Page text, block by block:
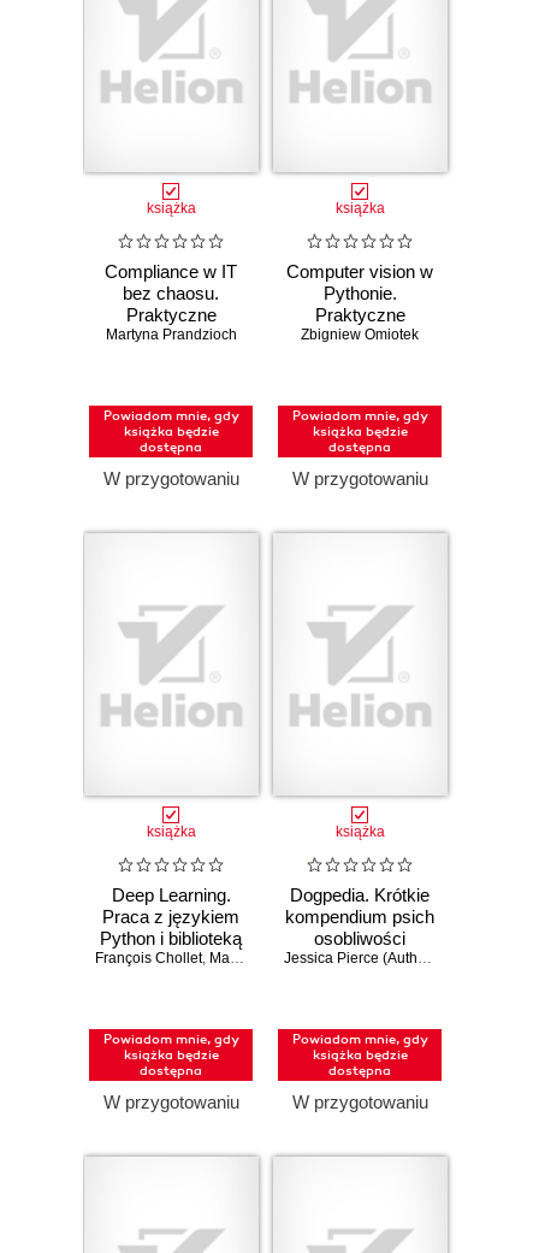
książka
Compliance w IT
bez chaosu.
Praktyczne
podejście do ISO
Martyna Prandzioch
Powiadom mnie, gdy
książka będzie
dostępna
W przygotowaniu
książka
Computer vision w
Pythonie.
Praktyczne
zastosowania
Zbigniew Omiotek
Powiadom mnie, gdy
książka będzie
dostępna
W przygotowaniu
książka
Deep Learning.
Praca z językiem
Python i biblioteką
Keras. Wydanie III
François Chollet, Matthew Watson
Powiadom mnie, gdy
książka będzie
dostępna
W przygotowaniu
książka
Dogpedia. Krótkie
kompendium psich
osobliwości
Jessica Pierce (Author)
Powiadom mnie, gdy
książka będzie
dostępna
W przygotowaniu